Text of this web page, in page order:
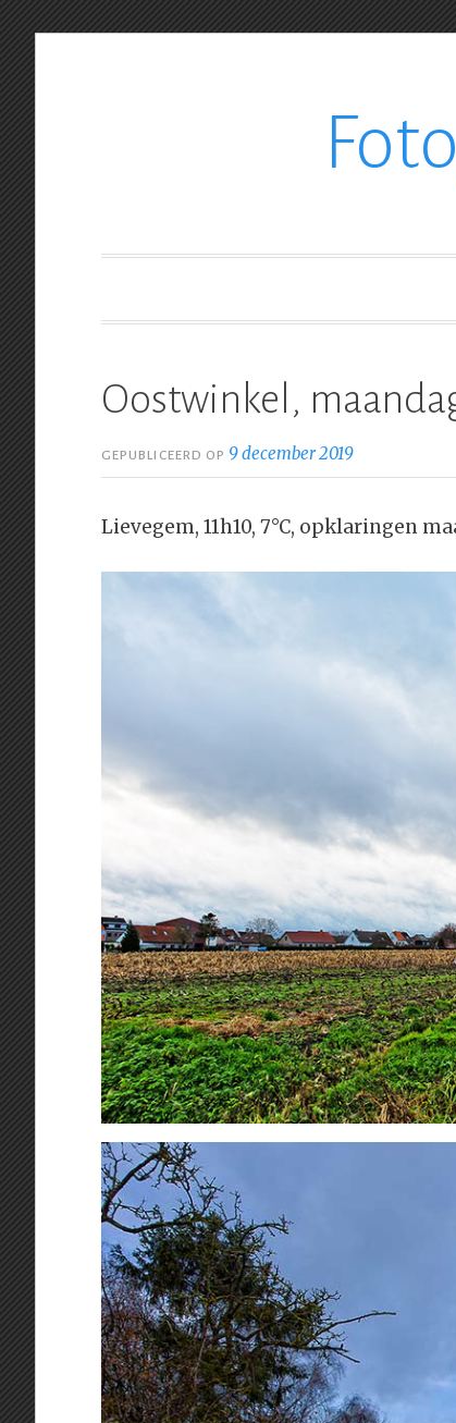
Oostwinkel,
GEPUBLICEERD OP 9 december 2019
Lievegem, 11h10, 7°C, opklaringen